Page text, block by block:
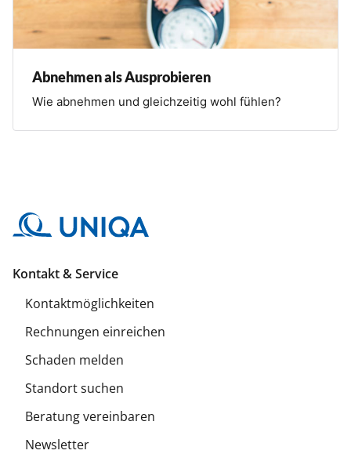
Abnehmen als Ausprobieren
Wie abnehmen und gleichzeitig wohl fühlen?
Kontakt & Service
Kontaktmöglichkeiten
Rechnungen einreichen
Schaden melden
Standort suchen
Beratung vereinbaren
Newsletter